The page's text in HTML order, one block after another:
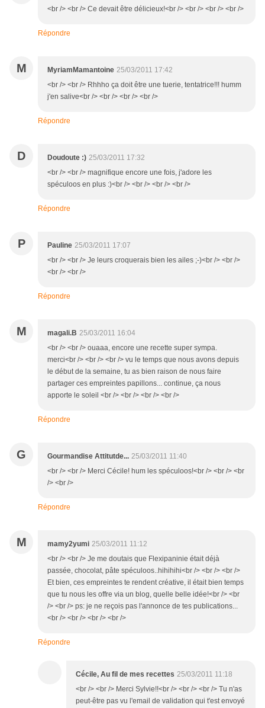
<br /> <br /> Ce devait être délicieux!<br /> <br /> <br /> <br />
Répondre
M MyriamMamantoine 25/03/2011 17:42
<br /> <br /> Rhhho ça doit être une tuerie, tentatrice!!! humm
j'en salive<br /> <br /> <br /> <br />
Répondre
D Doudoute :) 25/03/2011 17:32
<br /> <br /> magnifique encore une fois, j'adore les
spéculoos en plus :)<br /> <br /> <br /> <br />
Répondre
P Pauline 25/03/2011 17:07
<br /> <br /> Je leurs croquerais bien les ailes ;-)<br /> <br />
<br /> <br />
Répondre
M magali.B 25/03/2011 16:04
<br /> <br /> ouaaa, encore une recette super sympa.
merci<br /> <br /> <br /> vu le temps que nous avons depuis
le début de la semaine, tu as bien raison de nous faire
partager ces empreintes papillons... continue, ça nous
apporte le soleil <br /> <br /> <br /> <br />
Répondre
G Gourmandise Attitutde... 25/03/2011 11:40
<br /> <br /> Merci Cécile! hum les spéculoos!<br /> <br /> <br
/> <br />
Répondre
M mamy2yumi 25/03/2011 11:12
<br /> <br /> Je me doutais que Flexipaninie était déjà
passée, chocolat, pâte spéculoos..hihihihi<br /> <br /> <br />
Et bien, ces empreintes te rendent créative, il était bien temps
que tu nous les offre via un blog, quelle belle idée!<br /> <br
/> <br /> ps: je ne reçois pas l'annonce de tes publications...
<br /> <br /> <br /> <br />
Répondre
Cécile, Au fil de mes recettes 25/03/2011 11:18
<br /> <br /> Merci Sylvie!!<br /> <br /> <br /> Tu n'as
peut-être pas vu l'email de validation qui t'est envoyé